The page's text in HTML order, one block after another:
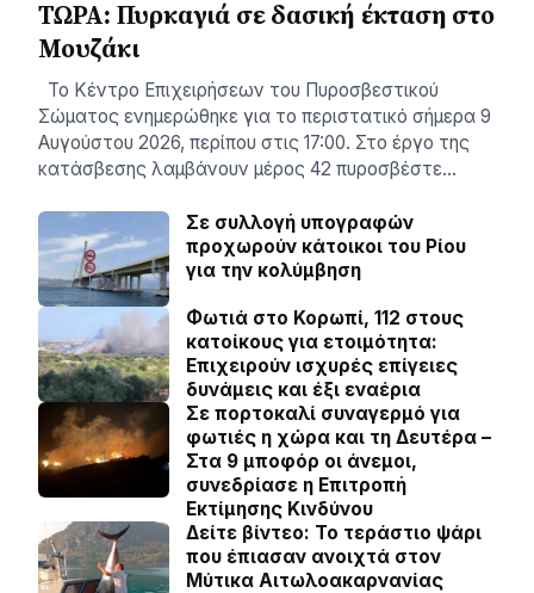
ΤΩΡΑ: Πυρκαγιά σε δασική έκταση στο
Μουζάκι
Το Κέντρο Επιχειρήσεων του Πυροσβεστικού
Σώματος ενημερώθηκε για το περιστατικό σήμερα 9
Αυγούστου 2026, περίπου στις 17:00. Στο έργο της
κατάσβεσης λαμβάνουν μέρος 42 πυροσβέστε…
Σε συλλογή υπογραφών
προχωρούν κάτοικοι του Ρίου
για την κολύμβηση
Φωτιά στο Κορωπί, 112 στους
κατοίκους για ετοιμότητα:
Επιχειρούν ισχυρές επίγειες
δυνάμεις και έξι εναέρια
Σε πορτοκαλί συναγερμό για
φωτιές η χώρα και τη Δευτέρα –
Στα 9 μποφόρ οι άνεμοι,
συνεδρίασε η Επιτροπή
Εκτίμησης Κινδύνου
Δείτε βίντεο: Το τεράστιο ψάρι
που έπιασαν ανοιχτά στον
Μύτικα Αιτωλοακαρνανίας